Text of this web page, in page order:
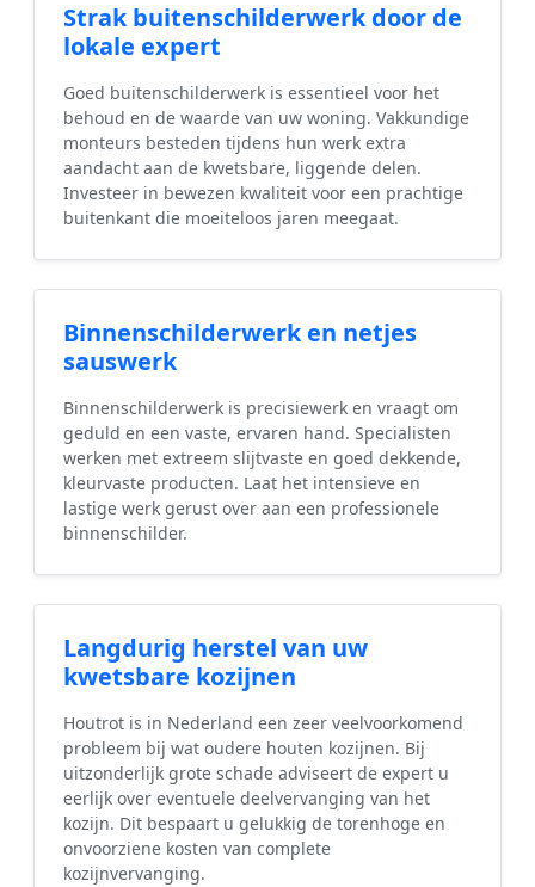
Strak buitenschilderwerk door de
lokale expert
Goed buitenschilderwerk is essentieel voor het
behoud en de waarde van uw woning. Vakkundige
monteurs besteden tijdens hun werk extra
aandacht aan de kwetsbare, liggende delen.
Investeer in bewezen kwaliteit voor een prachtige
buitenkant die moeiteloos jaren meegaat.
Binnenschilderwerk en netjes
sauswerk
Binnenschilderwerk is precisiewerk en vraagt om
geduld en een vaste, ervaren hand. Specialisten
werken met extreem slijtvaste en goed dekkende,
kleurvaste producten. Laat het intensieve en
lastige werk gerust over aan een professionele
binnenschilder.
Langdurig herstel van uw
kwetsbare kozijnen
Houtrot is in Nederland een zeer veelvoorkomend
probleem bij wat oudere houten kozijnen. Bij
uitzonderlijk grote schade adviseert de expert u
eerlijk over eventuele deelvervanging van het
kozijn. Dit bespaart u gelukkig de torenhoge en
onvoorziene kosten van complete
kozijnvervanging.